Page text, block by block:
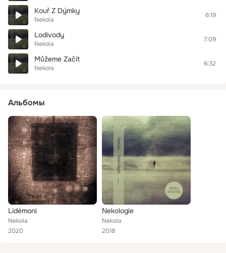
Kouř Z Dýmky
Nekola
6:19
Lodivody
Nekola
7:09
Můžeme Začít
Nekola
6:32
Альбомы
Lidémoni
Nekola
2020
Nekologie
Nekola
2018